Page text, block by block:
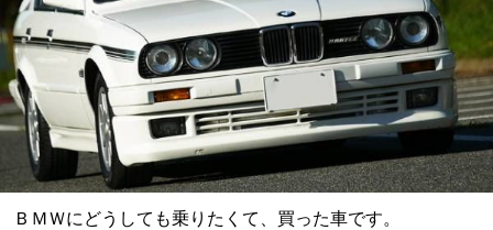
ＢＭＷにどうしても乗りたくて、買った車です。